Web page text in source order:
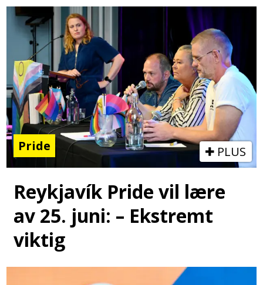
Pride PLUS
Reykjavík Pride vil lære
av 25. juni: – Ekstremt
viktig